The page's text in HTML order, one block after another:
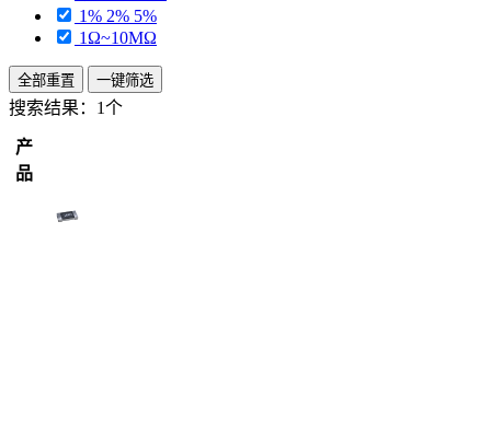
1% 2% 5%
1Ω~10MΩ
全部重置 一键筛选
搜索结果： 1个
产
品